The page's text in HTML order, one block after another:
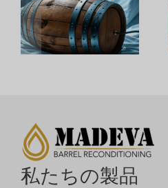
私たちの製品